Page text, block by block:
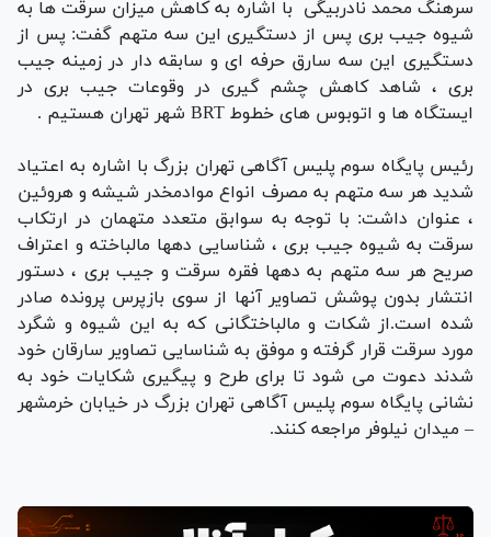
سرهنگ محمد نادربیگی با اشاره به کاهش میزان سرقت ها به
شیوه جیب بری پس از دستگیری این سه متهم گفت: پس از
دستگیری این سه سارق حرفه ای و سابقه دار در زمینه جیب
بری ، شاهد کاهش چشم گیری در وقوعات جیب بری در
ایستگاه ها و اتوبوس های خطوط BRT شهر تهران هستیم .
رئیس پایگاه سوم پلیس آگاهی تهران بزرگ با اشاره به اعتیاد
شدید هر سه متهم به مصرف انواع موادمخدر شیشه و هروئین
، عنوان داشت: با توجه به سوابق متعدد متهمان در ارتکاب
سرقت به شیوه جیب بری ، شناسایی دهها مالباخته و اعتراف
صریح هر سه متهم به دهها فقره سرقت و جیب بری ، دستور
انتشار بدون پوشش تصاویر آنها از سوی بازپرس پرونده صادر
شده است.از شکات و مالباختگانی که به این شیوه و شگرد
مورد سرقت قرار گرفته و موفق به شناسایی تصاویر سارقان خود
شدند دعوت می شود تا برای طرح و پیگیری شکایات خود به
نشانی پایگاه سوم پلیس آگاهی تهران بزرگ در خیابان خرمشهر
– میدان نیلوفر مراجعه کنند.